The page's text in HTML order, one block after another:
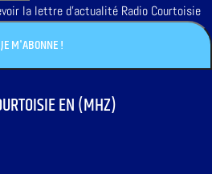
la lettre d'actualité Radio Courtoisie
EN (MHZ)